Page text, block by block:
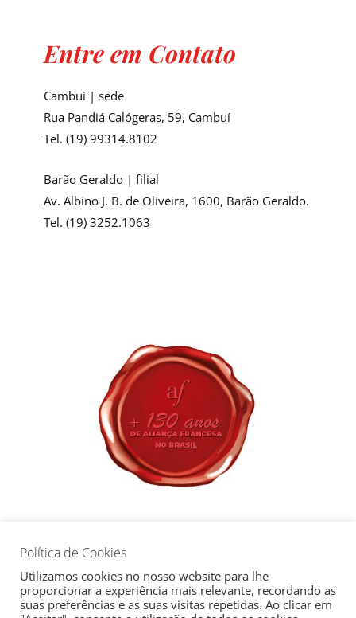
Entre em Contato
Cambuí | sede
Rua Pandiá Calógeras, 59, Cambuí
Tel. (19) 99314.8102
Barão Geraldo | filial
Av. Albino J. B. de Oliveira, 1600, Barão Geraldo.
Tel. (19) 3252.1063
direitos reservados
Política de Cookies
Utilizamos cookies no nosso website para lhe
proporcionar a experiência mais relevante, recordando as
suas preferências e as suas visitas repetidas. Ao clicar em